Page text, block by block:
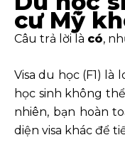
cư Mỹ
Câu trả lời là có,
Visa du học (F1) là
học sinh không
nhiên, bạn hoàn
diện visa khác để